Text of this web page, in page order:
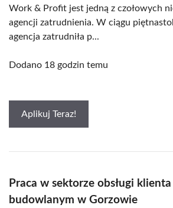
Work & Profit jest jedną z czołowych
agencji zatrudnienia. W ciągu
agencja zatrudniła p...
Dodano 18 godzin temu
Aplikuj Teraz!
Praca w sektorze obsługi
budowlanym w Gorzowie